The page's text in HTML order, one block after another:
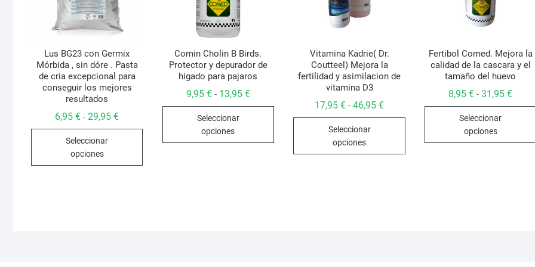
Lus BG23 con Germix
Mórbida , sin dóre . Pasta
de cria excepcional para
conseguir los mejores
resultados
6,95€ - 29,95€Rango
29,95 €
Seleccionar
opciones
Este
producto
Comin Cholin B Birds.
Protector y depurador de
higado para pajaros
9,95 € - 13,95 €Rango
13,95 €
Seleccionar
opciones
Este
múltiples
Vitamina Kadrie( Dr.
Coutteel) Mejora la
fertilidad y asimilacion de
vitamina D3
17,95€ - 46,95€Rango
46,95 €
Seleccionar
opciones
Este
Fertibol Comed. Mejora la
calidad de la cascara y el
tamaño del huevo
8,95€ - 31,95€Rango
31,95
Seleccionar
opciones